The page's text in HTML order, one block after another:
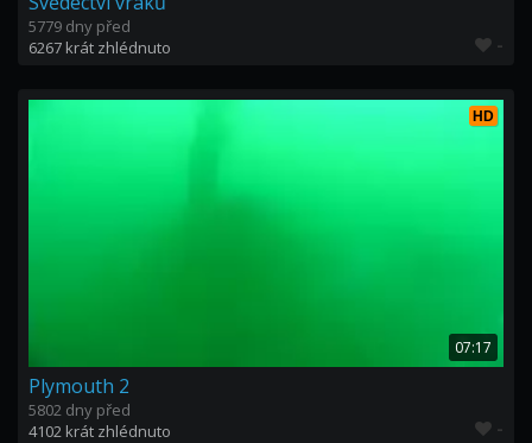
5779 dny před
6267 krát zhlédnuto
-
HD
07:17
Plymouth 2
5802 dny před
4102 krát zhlédnuto
-